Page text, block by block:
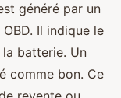
généré par un
Il indique le
batterie. Un
comme bon. Ce